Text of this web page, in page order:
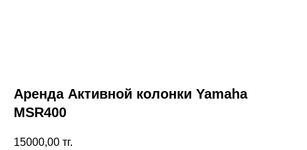
Аренда Активной колонки Yamaha
MSR400
15000,00 тг.